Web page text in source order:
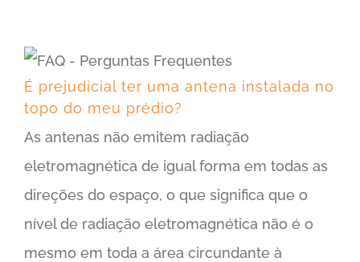
É prejudicial ter uma antena instalada no
topo do meu prédio?
As antenas não emitem radiação
eletromagnética de igual forma em todas as
direções do espaço, o que significa que o
nível de radiação eletromagnética não é o
mesmo em toda a área circundante à